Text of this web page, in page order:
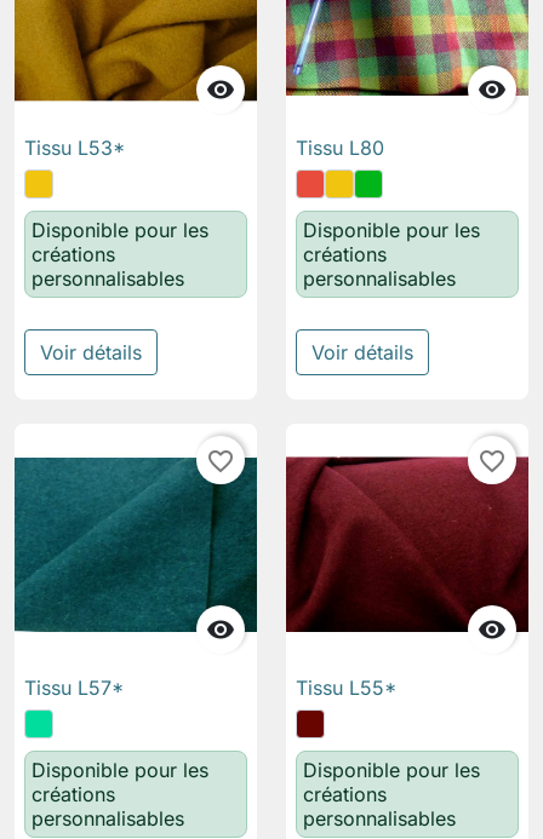

Tissu L53*
Disponible pour les
créations
personnalisables
Voir détails

Tissu L80
Disponible pour les
créations
personnalisables
Voir détails

favorite_border
Tissu L57*
Disponible pour les
créations
personnalisables

favorite_border
Tissu L55*
Disponible pour les
créations
personnalisables